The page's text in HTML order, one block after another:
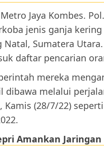
Jaya Kombes.
jenis ganja
Natal, Sumatera
daftar pencarian
mereka
dibawa melalui
Kamis (28/7/22)
Amankan